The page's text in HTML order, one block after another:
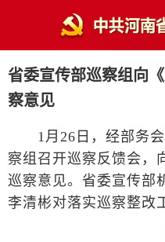
省委宣传部巡察组向
察意见
1月26日，经部务会
察组召开巡察反馈会，
巡察意见。省委宣传部
李清彬对落实巡察整改